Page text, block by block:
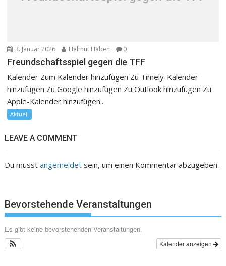
3. Januar 2026 Helmut Haben 0
Freundschaftsspiel gegen die TFF
Kalender Zum Kalender hinzufügen Zu Timely-Kalender
hinzufügen Zu Google hinzufügen Zu Outlook hinzufügen Zu
Apple-Kalender hinzufügen...
Aktuell
LEAVE A COMMENT
Du musstangemeldet sein, um einen Kommentar abzugeben.
Bevorstehende Veranstaltungen
Es gibt keine bevorstehenden Veranstaltungen.
Kalender anzeigen